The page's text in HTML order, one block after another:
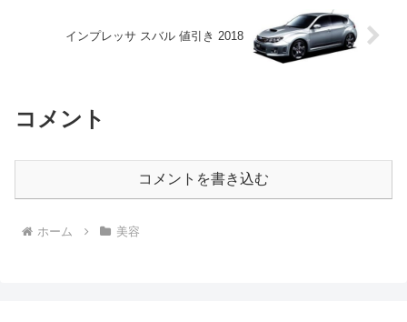
インプレッサ スバル 値引き 2018
コメント
コメントを書き込む
ホーム 美容